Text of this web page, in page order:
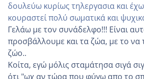
δουλεύω κυρίως τηλεργασια και
κουραστεί πολύ σωματικά και
Γελάω με τον συνάδελφο!!! Είναι
προσβάλλουμε και τα ζώα, με το να
ζώο..
Κοίτα, εγώ μόλις σταμάτησα σιγά
ότι "ωχ αν τώρα που φύγω απο το